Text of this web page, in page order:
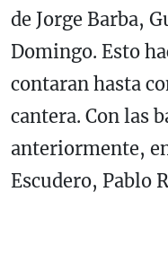
de Jorge Barba,
Domingo. Esto
contaran hasta
cantera. Con las
anteriormente,
Escudero, Pablo